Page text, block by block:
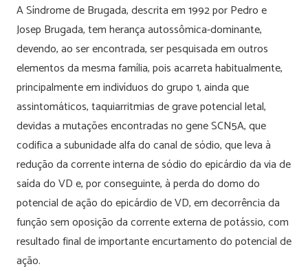
A Síndrome de Brugada, descrita em 1992 por Pedro e
Josep Brugada, tem herança autossômica-dominante,
devendo, ao ser encontrada, ser pesquisada em outros
elementos da mesma família, pois acarreta habitualmente,
principalmente em indivíduos do grupo 1, ainda que
assintomáticos, taquiarritmias de grave potencial letal,
devidas a mutações encontradas no gene SCN5A, que
codifica a subunidade alfa do canal de sódio, que leva à
redução da corrente interna de sódio do epicárdio da via de
saída do VD e, por conseguinte, à perda do domo do
potencial de ação do epicárdio de VD, em decorrência da
função sem oposição da corrente externa de potássio, com
resultado final de importante encurtamento do potencial de
ação.